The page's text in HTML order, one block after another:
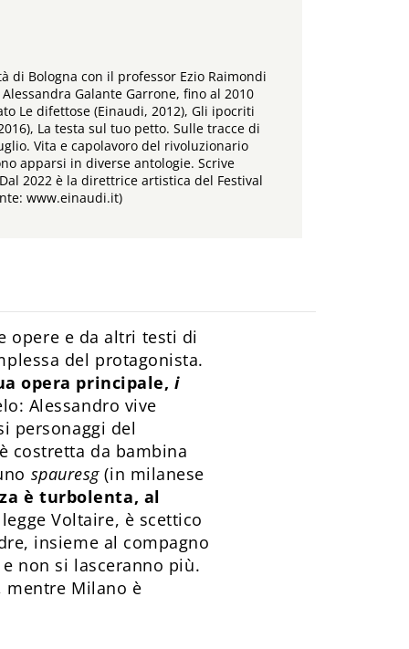
di Bologna con il professor Ezio Raimondi
Galante Garrone, fino al 2010
Le difettose (Einaudi, 2012), Gli ipocriti
La testa sul tuo petto. Sulle tracce di
Vita e capolavoro del rivoluzionario
apparsi in diverse antologie. Scrive
2022 è la direttrice artistica del Festival
www.einaudi.it)
opere e da altri testi di
del protagonista.
opera principale, i
Alessandro vive
personaggi del
costretta da bambina
spauresg(in milanese
è turbolenta, al
Voltaire, è scettico
insieme al compagno
non si lasceranno più.
Milano è